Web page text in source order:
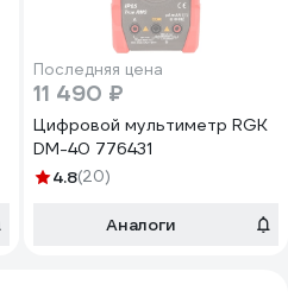
Последняя цена
11 490 ₽
Цифровой мультиметр RGK
DM-40 776431
4.8(20)
Аналоги